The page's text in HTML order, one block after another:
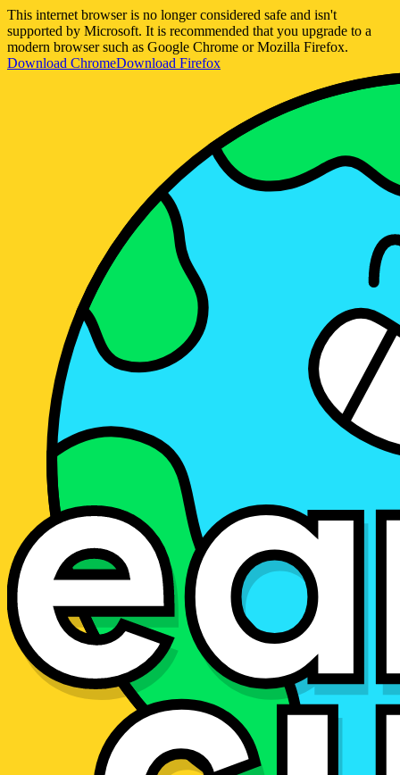
This internet browser is no longer considered safe and isn't
supported by Microsoft. It is recommended that you upgrade to a
modern browser such as Google Chrome or Mozilla Firefox.
Download ChromeDownload Firefox